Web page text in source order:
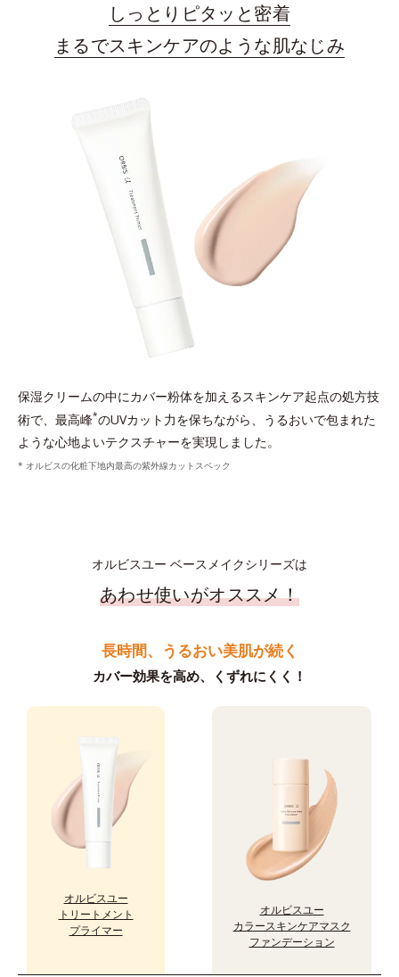
しっとりピタッと密着
まるでスキンケアのような肌なじみ
保湿クリームの中にカバー粉体を加えるスキンケア起点の処方技
術で、最高峰*のUVカット力を保ちながら、うるおいで包まれた
ような心地よいテクスチャーを実現しました。
* オルビスの化粧下地内最高の紫外線カットスペック
オルビスユー ベースメイクシリーズは
あわせ使いがオススメ！
長時間、うるおい美肌が続く
カバー効果を高め、くずれにくく！
オルビスユー
トリートメント
プライマー
オルビスユー
カラースキンケアマスク
ファンデーション